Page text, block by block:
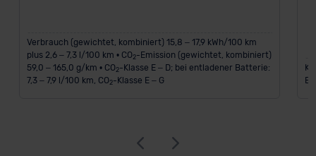
Verbrauch (gewichtet, kombiniert) 15,8 – 17,9 kWh/100 km
plus 2,6 – 7,3 l/100 km • CO2-Emission (gewichtet, kombiniert)
59,0 – 165,0 g/km • CO2-Klasse E – D; bei entladener Batterie:
7,3 – 7,9 l/100 km, CO2-Klasse E – G